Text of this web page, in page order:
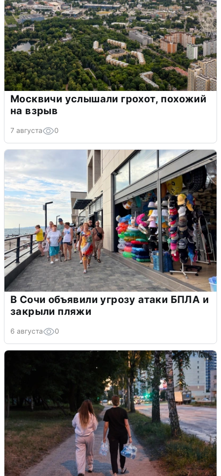
Москвичи услышали грохот, похожий
на взрыв
7 августа 0
В Сочи объявили угрозу атаки БПЛА и
закрыли пляжи
6 августа 0